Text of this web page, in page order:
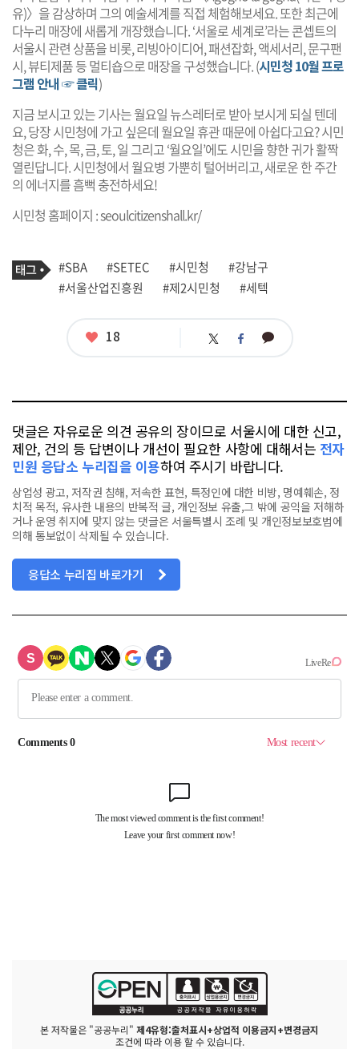
유)〉을 감상하며 그의 예술세계를 직접 체험해보세요. 또한 최근에
다누리 매장에 새롭게 개장했습니다. ‘서울로 세계로’라는 콘셉트의
서울시 관련 상품을 비롯, 리빙아이디어, 패션잡화, 액세서리, 문구팬
시, 뷰티제품 등 멀티숍으로 매장을 구성했습니다. (시민청 10월 프로
그램 안내 ☞ 클릭)
지금 보시고 있는 기사는 월요일 뉴스레터로 받아 보시게 되실 텐데
요, 당장 시민청에 가고 싶은데 월요일 휴관 때문에 아쉽다고요? 시민
청은 화, 수, 목, 금, 토, 일 그리고 ‘월요일’에도 시민을 향한 귀가 활짝
열린답니다. 시민청에서 월요병 가뿐히 털어버리고, 새로운 한 주간
의 에너지를 흠뻑 충전하세요!
시민청 홈페이지 :seoulcitizenshall.kr/
기
사
관
련
태
그
#SBA #SETEC #시민청
#강남구
#서울산업진흥원
#제2시민청 #세텍
좋
18 트 페 카
댓글은 자유로운 의견 공유의 장이므로 서울시에 대한 신고,
제안, 건의 등 답변이나 개선이 필요한 사항에 대해서는 전자
민원 응답소 누리집을 이용하여 주시기 바랍니다.
상업성 광고, 저작권 침해, 저속한 표현, 특정인에 대한 비방, 명예훼손, 정
치적 목적, 유사한 내용의 반복적 글, 개인정보 유출,그 밖에 공익을 저해하
거나 운영 취지에 맞지 않는 댓글은 서울특별시 조례 및 개인정보보호법에
의해 통보없이 삭제될 수 있습니다.
응답소 누리집 바로가기
본 저작물은 "공공누리" 제4유형:출처표시+상업적 이용금지+변경금지
조건에 따라 이용 할 수 있습니다.